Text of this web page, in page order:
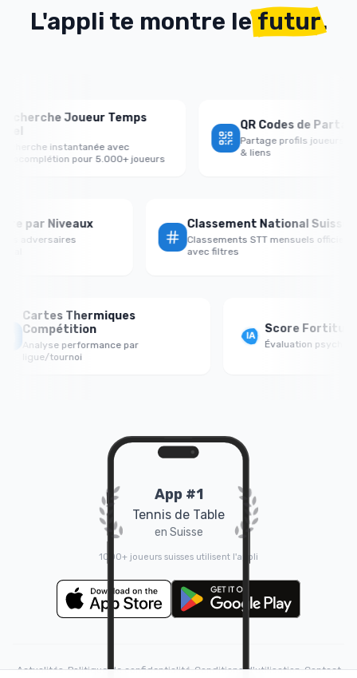
L'appli te montre lefutur.
Joueur Temps
instantanée avec
pour 5.000+ joueurs
QR Codes de Partage
Partage profils joueurs avec
& liens
par Niveaux
vs adversaires
Classement National
Classements STT mensuels
avec filtres
Cartes Thermiques
Compétition
Analyse performance par
ligue/tournoi
Score Fortitude
Évaluation
App #1
Tennis de Table
en Suisse
1000+ joueurs suisses utilisent l'appli
Actualités•Politique de confidentialité•Conditions d'utilisation•Contact